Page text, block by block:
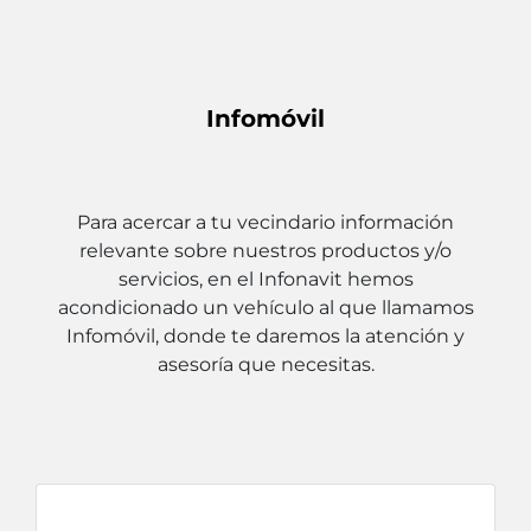
Infomóvil
Para acercar a tu vecindario información
relevante sobre nuestros productos y/o
servicios, en el Infonavit hemos
acondicionado un vehículo al que llamamos
Infomóvil, donde te daremos la atención y
asesoría que necesitas.